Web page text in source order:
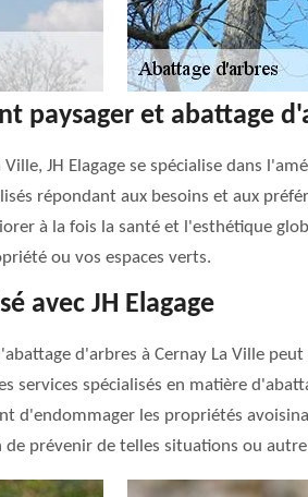
paysager et abattage
JH Elagage se spécialise dans
répondant aux besoins et aux
à la fois la santé et l'esthétique
ou vos espaces verts.
avec JH Elagage
d'arbres à Cernay La Ville
services spécialisés en matière
les propriétés
prévenir de telles situations ou